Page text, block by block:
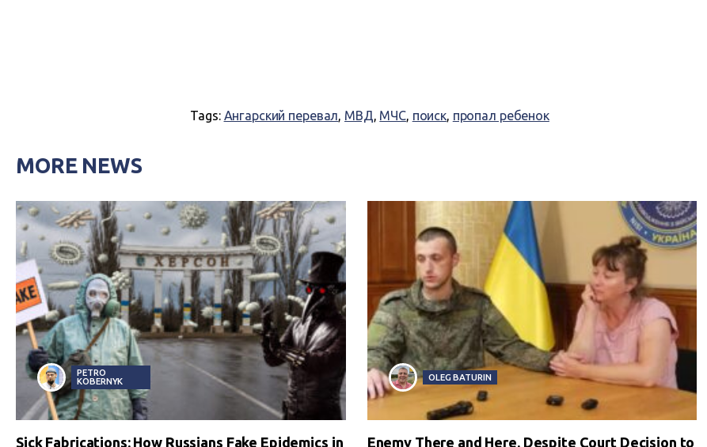
Tags: Ангарский перевал, МВД, МЧС, поиск, пропал ребенок
MORE NEWS
PETRO
KOBERNYK
Sick Fabrications: How Russians Fake Epidemics in
OLEG BATURIN
Enemy There and Here. Despite Court Decision to